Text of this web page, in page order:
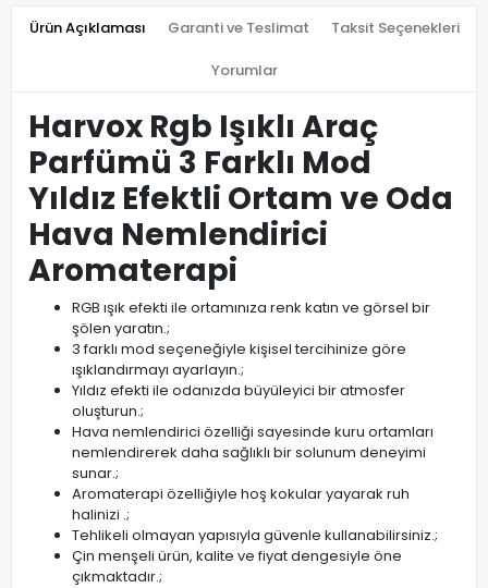
Ürün Açıklaması Garanti ve Teslimat Taksit Seçenekleri
Yorumlar
Harvox Rgb Işıklı Araç
Parfümü 3 Farklı Mod
Yıldız Efektli Ortam ve Oda
Hava Nemlendirici
Aromaterapi
RGB ışık efekti ile ortamınıza renk katın ve görsel bir
şölen yaratın.;
3 farklı mod seçeneğiyle kişisel tercihinize göre
ışıklandırmayı ayarlayın.;
Yıldız efekti ile odanızda büyüleyici bir atmosfer
oluşturun.;
Hava nemlendirici özelliği sayesinde kuru ortamları
nemlendirerek daha sağlıklı bir solunum deneyimi
sunar.;
Aromaterapi özelliğiyle hoş kokular yayarak ruh
halinizi .;
Tehlikeli olmayan yapısıyla güvenle kullanabilirsiniz.;
Çin menşeli ürün, kalite ve fiyat dengesiyle öne
çıkmaktadır.;